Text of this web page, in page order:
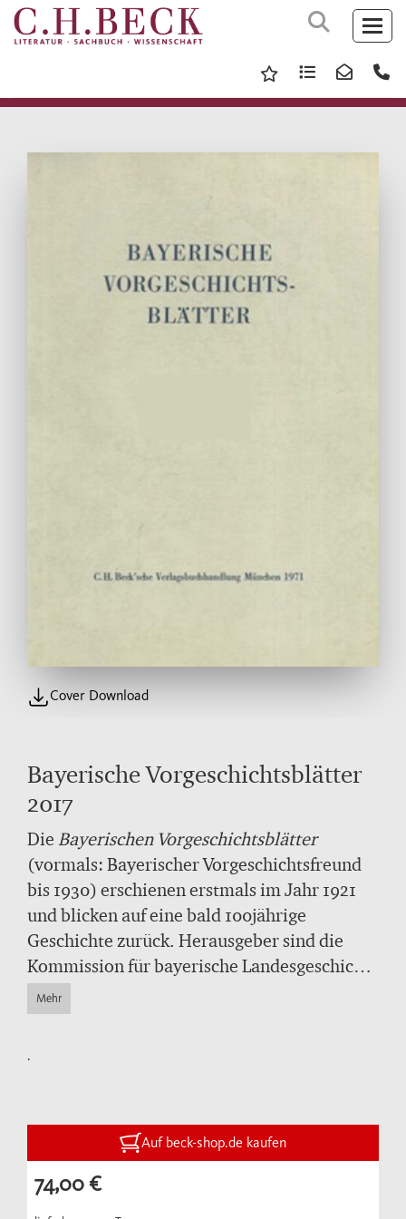
Cover Download
Bayerische Vorgeschichtsblätter
2017
Die Bayerischen Vorgeschichtsblätter
(vormals: Bayerischer Vorgeschichtsfreund
bis 1930) erschienen erstmals im Jahr 1921
und blicken auf eine bald 100jährige
Geschichte zurück. Herausgeber sind die
Kommission für bayerische Landesgeschichte
bei der Bayerischen Akademie der
Wissenschaften in Verbindung mit der
Bayerischen Landesamt für Denkmalpflege
Fund- und Grabungsbericht... Die Zeitschrift
Abschnitte: „Aufsätze und größere
Mehr
.
Auf beck-shop.de kaufen
74,00 €